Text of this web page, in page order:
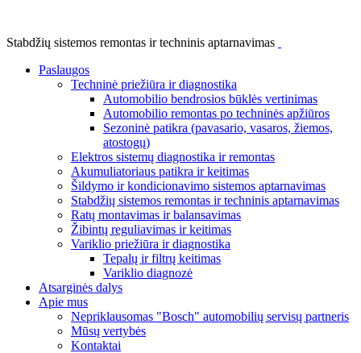
Stabdžių sistemos remontas ir techninis aptarnavimas
Paslaugos
Techninė priežiūra ir diagnostika
Automobilio bendrosios būklės vertinimas
Automobilio remontas po techninės apžiūros
Sezoninė patikra (pavasario, vasaros, žiemos,
atostogų)
Elektros sistemų diagnostika ir remontas
Akumuliatoriaus patikra ir keitimas
Šildymo ir kondicionavimo sistemos aptarnavimas
Stabdžių sistemos remontas ir techninis aptarnavimas
Ratų montavimas ir balansavimas
Žibintų reguliavimas ir keitimas
Variklio priežiūra ir diagnostika
Tepalų ir filtrų keitimas
Variklio diagnozė
Atsarginės dalys
Apie mus
Nepriklausomas "Bosch" automobilių servisų partneris
Mūsų vertybės
Kontaktai